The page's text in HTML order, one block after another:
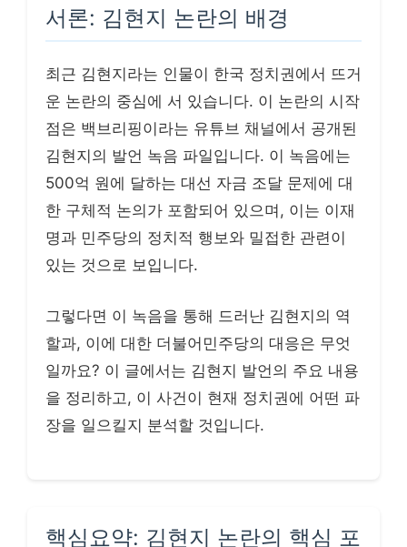
서론: 김현지 논란의 배경
최근 김현지라는 인물이 한국 정치권에서 뜨거
운 논란의 중심에 서 있습니다. 이 논란의 시작
점은 백브리핑이라는 유튜브 채널에서 공개된
김현지의 발언 녹음 파일입니다. 이 녹음에는
500억 원에 달하는 대선 자금 조달 문제에 대
한 구체적 논의가 포함되어 있으며, 이는 이재
명과 민주당의 정치적 행보와 밀접한 관련이
있는 것으로 보입니다.
그렇다면 이 녹음을 통해 드러난 김현지의 역
할과, 이에 대한 더불어민주당의 대응은 무엇
일까요? 이 글에서는 김현지 발언의 주요 내용
을 정리하고, 이 사건이 현재 정치권에 어떤 파
장을 일으킬지 분석할 것입니다.
핵심요약: 김현지 논란의 핵심 포